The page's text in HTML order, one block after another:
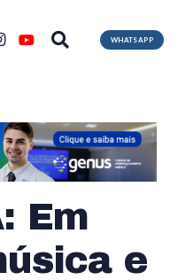
WHATSAPP
Em
e